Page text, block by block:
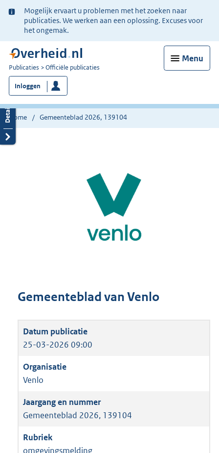
Ter
informatie:
Mogelijk ervaart u problemen met het zoeken naar
publicaties. We werken aan een oplossing. Excuses voor
het ongemak.
Menu
U
bent
nu
hier:
Publicaties Officiële publicaties
Inloggen
Home Gemeenteblad 2026, 139104
Gemeenteblad van Venlo
25-03-2026 09:00
Venlo
Gemeenteblad 2026, 139104
omgevingsmelding